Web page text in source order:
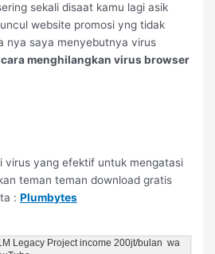
sekali disaat kamu lagi asik
website promosi yng tidak
nya saya menyebutnya virus
cara menghilangkan virus browser
virus yang efektif untuk mengatasi
teman teman download gratis
:Plumbytes